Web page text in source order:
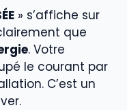
» s’affiche sur
que
. Votre
le courant par
C’est un